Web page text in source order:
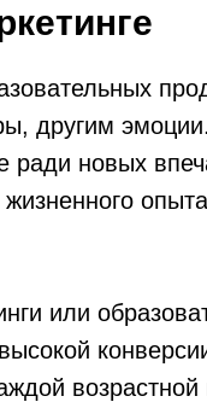
другим
ради новых
жизненного
или
возрастной